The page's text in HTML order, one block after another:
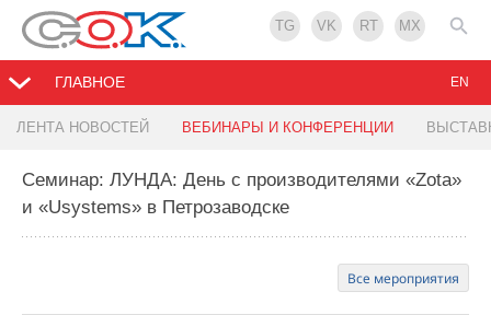
TG VK RT MX
ГЛАВНОЕ
ЛЕНТА НОВОСТЕЙ ВЕБИНАРЫ И КОНФЕРЕНЦИИ
EN
Семинар: ЛУНДА: День с производителями «Zota»
и «Usystems» в Петрозаводске
Все мероприятия